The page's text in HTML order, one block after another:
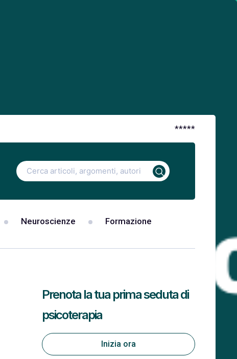
*****
Ricerca
per:
Neuroscienze Formazione
Prenota la tua prima seduta di
psicoterapia
Inizia ora